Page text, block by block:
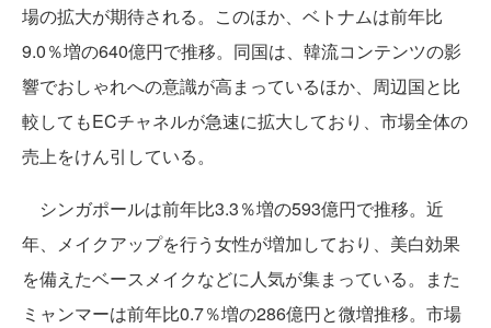
場の拡大が期待される。このほか、ベトナムは前年比
9.0％増の640億円で推移。同国は、韓流コンテンツの影
響でおしゃれへの意識が高まっているほか、周辺国と比
較してもECチャネルが急速に拡大しており、市場全体の
売上をけん引している。
シンガポールは前年比3.3％増の593億円で推移。近
年、メイクアップを行う女性が増加しており、美白効果
を備えたベースメイクなどに人気が集まっている。また
ミャンマーは前年比0.7％増の286億円と微増推移。市場